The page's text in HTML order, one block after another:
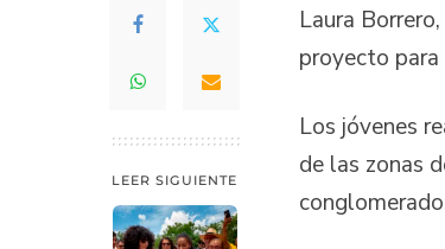
LEER SIGUIENTE
Laura
proyecto para
Los jóvenes
de las zonas